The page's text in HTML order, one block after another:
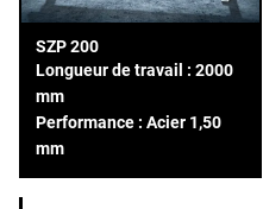
SZP 200
Longueur de travail : 2000
mm
Performance : Acier 1,50
mm